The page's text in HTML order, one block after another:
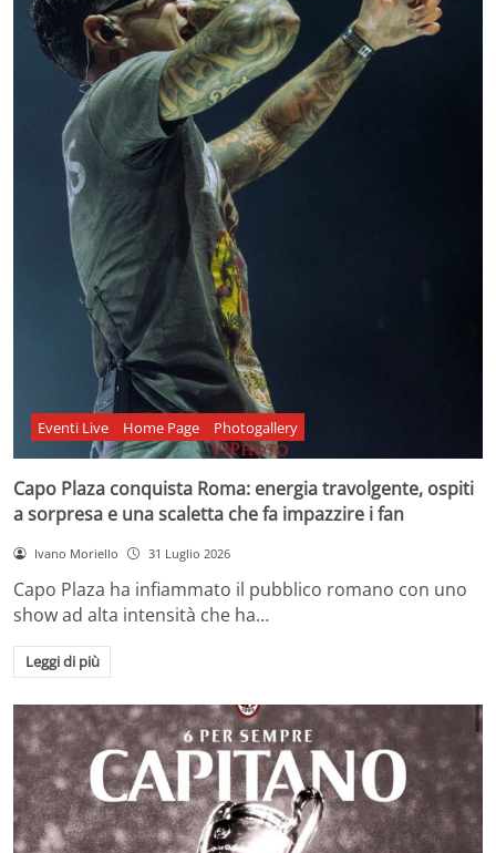
Eventi Live Home Page Photogallery
Capo Plaza conquista Roma: energia travolgente, ospiti
a sorpresa e una scaletta che fa impazzire i fan
Ivano Moriello 31 Luglio 2026
Capo Plaza ha infiammato il pubblico romano con uno
show ad alta intensità che ha…
Leggi di più